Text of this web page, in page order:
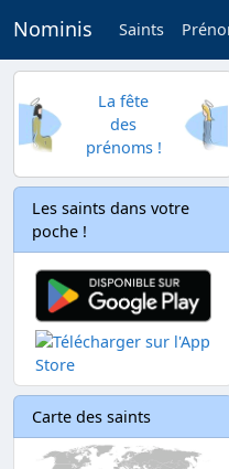
Nominis Saints
La fête
des
prénoms !
Les saints dans votre
poche !
Carte des saints